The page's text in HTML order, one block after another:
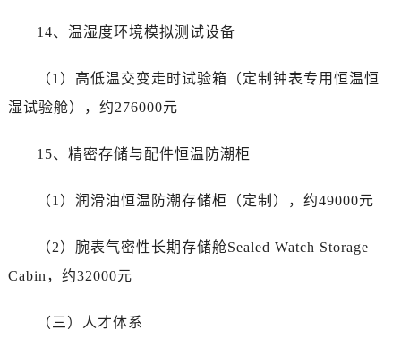
重庆市解放碑渝中区民权路28号英利国际金融中心写字楼20层01室售后服务中心（需提前预约）
节假日正常营业！
14、温湿度环境模拟测试设备
（1）高低温交变走时试验箱（定制钟表专用恒温恒
湿试验舱），约276000元
15、精密存储与配件恒温防潮柜
（1）润滑油恒温防潮存储柜（定制），约49000元
（2）腕表气密性长期存储舱Sealed Watch Storage
Cabin，约32000元
（三）人才体系